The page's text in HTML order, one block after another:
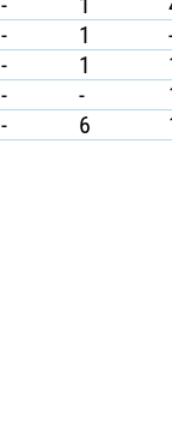
- 1
- 1
- -
- 6